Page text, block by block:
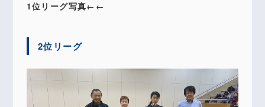
1位リーグ写真←←
2位リーグ